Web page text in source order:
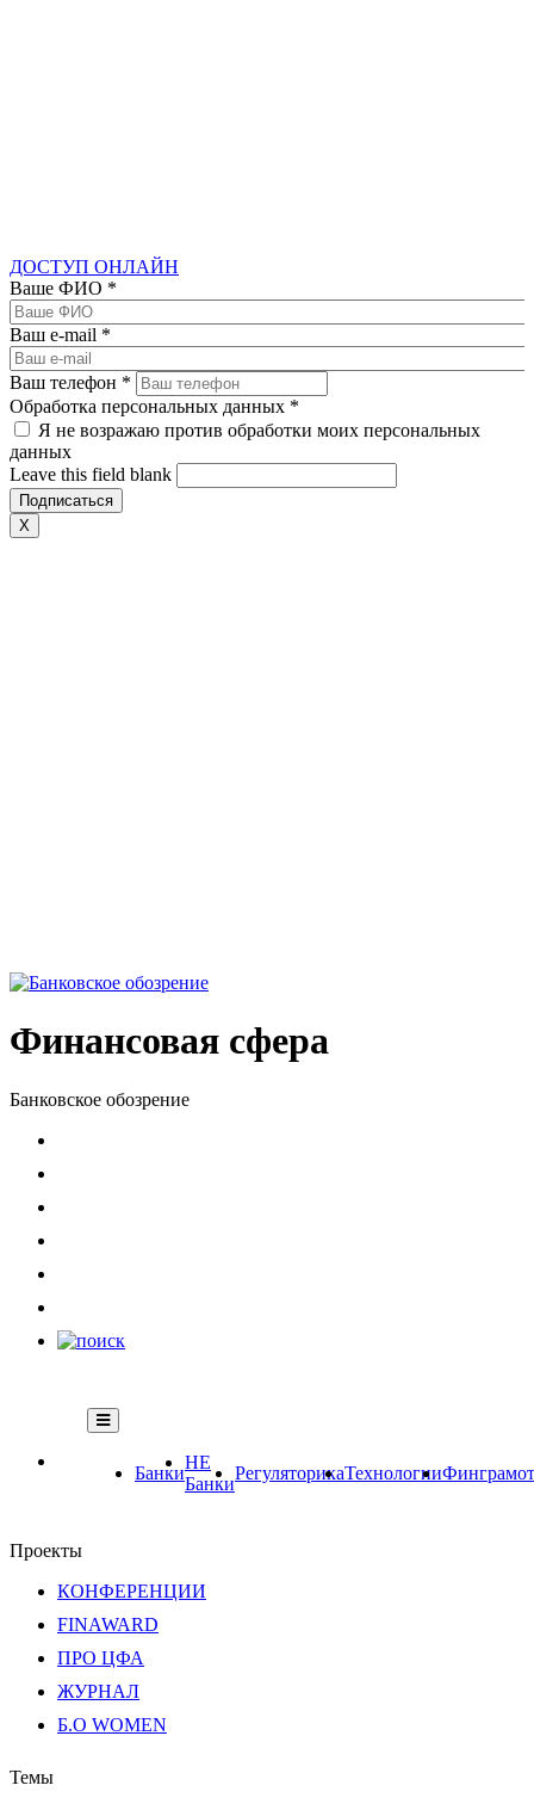
ДОСТУП ОНЛАЙН
Ваше ФИО *
Ваш e-mail *
Ваш телефон *
Обработка персональных данных *
Я не возражаю против обработки моих персональных
данных
Leave this field blank
X
Финансовая сфера
Банковское обозрение
Банки
НЕ
Банки
РегуляторикаТехнологии
Проекты
КОНФЕРЕНЦИИ
FINAWARD
ПРО ЦФА
ЖУРНАЛ
Б.О WOMEN
Темы